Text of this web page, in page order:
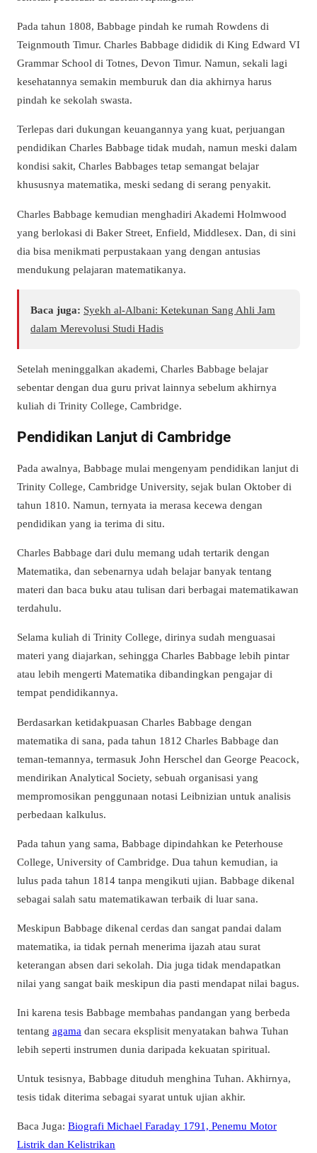
Pada tahun 1808, Babbage pindah ke rumah Rowdens di
Teignmouth Timur. Charles Babbage dididik di King Edward VI
Grammar School di Totnes, Devon Timur. Namun, sekali lagi
kesehatannya semakin memburuk dan dia akhirnya harus
pindah ke sekolah swasta.
Terlepas dari dukungan keuangannya yang kuat, perjuangan
pendidikan Charles Babbage tidak mudah, namun meski dalam
kondisi sakit, Charles Babbages tetap semangat belajar
khususnya matematika, meski sedang di serang penyakit.
Charles Babbage kemudian menghadiri Akademi Holmwood
yang berlokasi di Baker Street, Enfield, Middlesex. Dan, di sini
dia bisa menikmati perpustakaan yang dengan antusias
mendukung pelajaran matematikanya.
Baca juga: Syekh al-Albani: Ketekunan Sang Ahli Jam
dalam Merevolusi Studi Hadis
Setelah meninggalkan akademi, Charles Babbage belajar
sebentar dengan dua guru privat lainnya sebelum akhirnya
kuliah di Trinity College, Cambridge.
Pendidikan Lanjut di Cambridge
Pada awalnya, Babbage mulai mengenyam pendidikan lanjut di
Trinity College, Cambridge University, sejak bulan Oktober di
tahun 1810. Namun, ternyata ia merasa kecewa dengan
pendidikan yang ia terima di situ.
Charles Babbage dari dulu memang udah tertarik dengan
Matematika, dan sebenarnya udah belajar banyak tentang
materi dan baca buku atau tulisan dari berbagai matematikawan
terdahulu.
Selama kuliah di Trinity College, dirinya sudah menguasai
materi yang diajarkan, sehingga Charles Babbage lebih pintar
atau lebih mengerti Matematika dibandingkan pengajar di
tempat pendidikannya.
Berdasarkan ketidakpuasan Charles Babbage dengan
matematika di sana, pada tahun 1812 Charles Babbage dan
teman-temannya, termasuk John Herschel dan George Peacock,
mendirikan Analytical Society, sebuah organisasi yang
mempromosikan penggunaan notasi Leibnizian untuk analisis
perbedaan kalkulus.
Pada tahun yang sama, Babbage dipindahkan ke Peterhouse
College, University of Cambridge. Dua tahun kemudian, ia
lulus pada tahun 1814 tanpa mengikuti ujian. Babbage dikenal
sebagai salah satu matematikawan terbaik di luar sana.
Meskipun Babbage dikenal cerdas dan sangat pandai dalam
matematika, ia tidak pernah menerima ijazah atau surat
keterangan absen dari sekolah. Dia juga tidak mendapatkan
nilai yang sangat baik meskipun dia pasti mendapat nilai bagus.
Ini karena tesis Babbage membahas pandangan yang berbeda
tentang agama dan secara eksplisit menyatakan bahwa Tuhan
lebih seperti instrumen dunia daripada kekuatan spiritual.
Untuk tesisnya, Babbage dituduh menghina Tuhan. Akhirnya,
tesis tidak diterima sebagai syarat untuk ujian akhir.
Baca Juga: Biografi Michael Faraday 1791, Penemu Motor
Listrik dan Kelistrikan